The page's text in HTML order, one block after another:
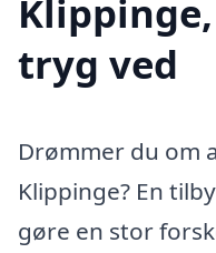
tryg ved
Drømmer du om
Klippinge? En
gøre en stor